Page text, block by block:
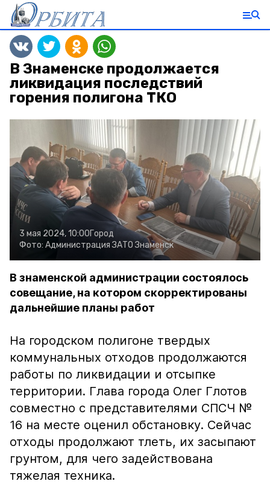
В Знаменске продолжается
ликвидация последствий
горения полигона ТКО
3 мая 2024, 10:00Город
Фото: Администрация ЗАТО Знаменск
В знаменской администрации состоялось
совещание, на котором скорректированы
дальнейшие планы работ
На городском полигоне твердых
коммунальных отходов продолжаются
работы по ликвидации и отсыпке
территории. Глава города Олег Глотов
совместно с представителями СПСЧ №
16 на месте оценил обстановку. Сейчас
отходы продолжают тлеть, их засыпают
грунтом, для чего задействована
тяжелая техника.